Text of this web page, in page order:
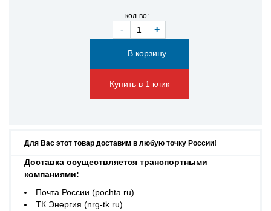
кол-во:
- +
Купить в 1 клик
Для Вас этот товар доставим в любую точку России!
Доставка осуществляется транспортными
компаниями:
Почта России (pochta.ru)
ТК Энергия (nrg-tk.ru)